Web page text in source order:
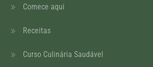
Comece aqui
Receitas
Curso Culinária Saudável